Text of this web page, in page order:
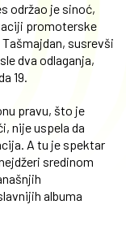
održao je sinoć,
promoterske
susrevši
dva odlaganja,
19.
pravu, što je
nije uspela da
A tu je spektar
sredinom
albuma